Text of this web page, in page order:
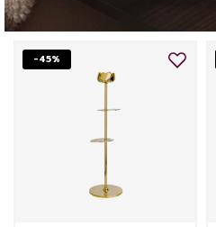
-45%